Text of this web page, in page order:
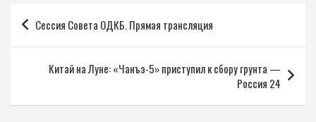
Навигация
по
записям
Сессия Совета ОДКБ. Прямая трансляция
Китай на Луне: «Чанъэ-5» приступил к сбору грунта —
Россия 24